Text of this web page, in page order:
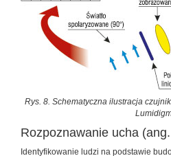
Rys. 8. Schematyczna ilustracja
Rozpoznawanie ucha
Identyfikowanie ludzi na podstawie